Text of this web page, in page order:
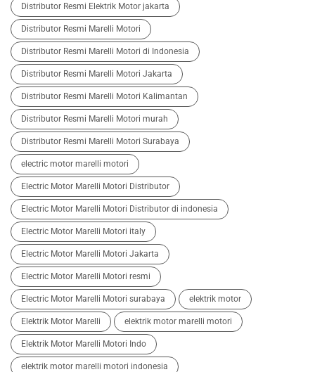
Distributor Resmi Elektrik Motor jakarta
Distributor Resmi Marelli Motori
Distributor Resmi Marelli Motori di Indonesia
Distributor Resmi Marelli Motori Jakarta
Distributor Resmi Marelli Motori Kalimantan
Distributor Resmi Marelli Motori murah
Distributor Resmi Marelli Motori Surabaya
electric motor marelli motori
Electric Motor Marelli Motori Distributor
Electric Motor Marelli Motori Distributor di indonesia
Electric Motor Marelli Motori italy
Electric Motor Marelli Motori Jakarta
Electric Motor Marelli Motori resmi
Electric Motor Marelli Motori surabaya elektrik motor
Elektrik Motor Marelli elektrik motor marelli motori
Elektrik Motor Marelli Motori Indo
elektrik motor marelli motori indonesia